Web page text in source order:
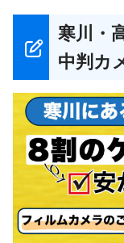
寒川・
中判カ